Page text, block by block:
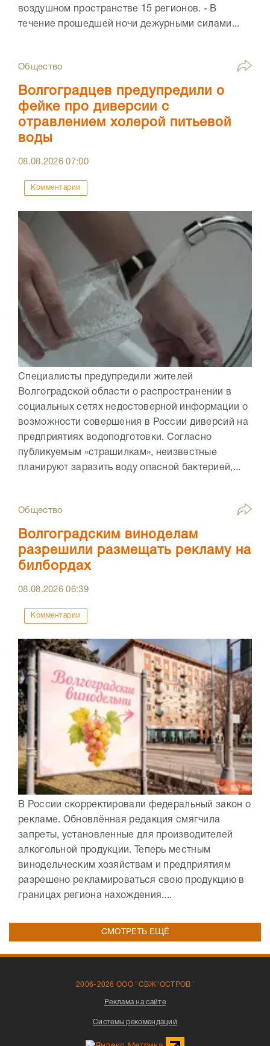
воздушном пространстве 15 регионов. - В
течение прошедшей ночи дежурными силами...
Общество
Волгоградцев предупредили о
фейке про диверсии с
отравлением холерой питьевой
воды
08.08.202607:00
Комментарии
Специалисты предупредили жителей
Волгоградской области о распространении в
социальных сетях недостоверной информации о
возможности совершения в России диверсий на
предприятиях водоподготовки. Согласно
публикуемым «страшилкам», неизвестные
планируют заразить воду опасной бактерией,...
Общество
Волгоградским виноделам
разрешили размещать рекламу на
билбордах
08.08.202606:39
Комментарии
В России скорректировали федеральный закон о
рекламе. Обновлённая редакция смягчила
запреты, установленные для производителей
алкогольной продукции. Теперь местным
винодельческим хозяйствам и предприятиям
разрешено рекламироваться свою продукцию в
границах региона нахождения....
СМОТРЕТЬ ЕЩЁ
2006-2026 ООО "СВЖ"ОСТРОВ"
Реклама на сайте
Системы рекомендаций